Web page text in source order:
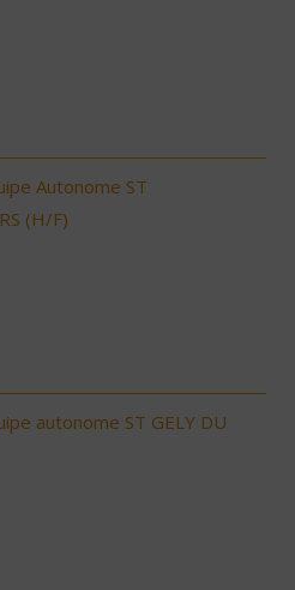
Autonome ST
(H/F)
autonome ST GELY DU